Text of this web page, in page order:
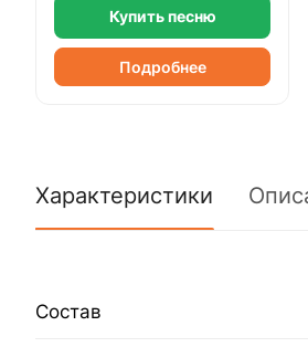
Купить песню
Подробнее
Характеристики
Состав